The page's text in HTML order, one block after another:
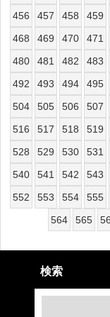
456
457 458 459
468
469 470 471
480
481 482 483
492
493 494 495
504
505 506 507
516
517 518 519
528
529 530 531
540
541 542 543
552
553 554 555
564
565
検索